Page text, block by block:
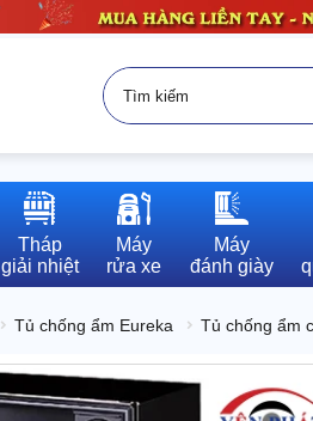
Tháp
giải nhiệt
Máy
rửa xe
Máy
đánh giày
Tủ chống ẩm Eureka Tủ chống ẩm